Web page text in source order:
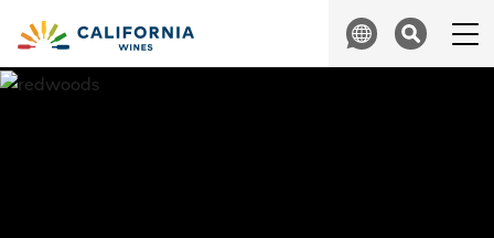
Search